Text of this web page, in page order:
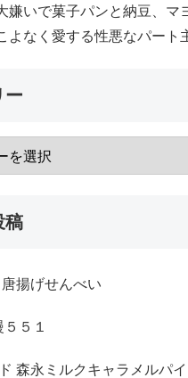
嫌いで菓子パンと納豆、マ
よなく愛する性悪なパート
ー
稿
揚げせんべい
５１
森永ミルクキャラメルパイ